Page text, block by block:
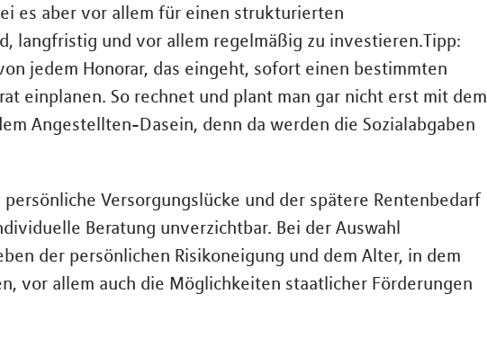
es aber vor allem für einen strukturierten
langfristig und vor allem regelmäßig zu investieren.Tipp:
jedem Honorar, das eingeht, sofort einen bestimmten
einplanen. So rechnet und plant man gar nicht erst mit dem
Angestellten-Dasein, denn da werden die Sozialabgaben
Versorgungslücke und der spätere Rentenbedarf
Beratung unverzichtbar. Bei der Auswahl
der persönlichen Risikoneigung und dem Alter, in dem
vor allem auch die Möglichkeiten staatlicher Förderungen